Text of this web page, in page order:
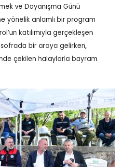
ve Dayanışma Günü
yönelik anlamlı bir program
katılımıyla gerçekleşen
bir araya gelirken,
çekilen halaylarla bayram